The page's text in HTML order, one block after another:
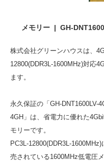
メモリー | GH-
株式会社グリーンハウスは、
12800(DDR3L-1600MHz)対応
ます。
永久保証の「GH-DNT1600LV-
4GH」は、省電力に優れた
モリーです。
PC3L-12800(DDR3L-
売されている1600MHz低電圧